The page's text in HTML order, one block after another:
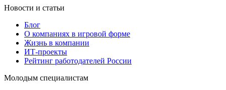
Новости и статьи
Блог
О компаниях в игровой форме
Жизнь в компании
ИТ-проекты
Рейтинг работодателей России
Молодым специалистам